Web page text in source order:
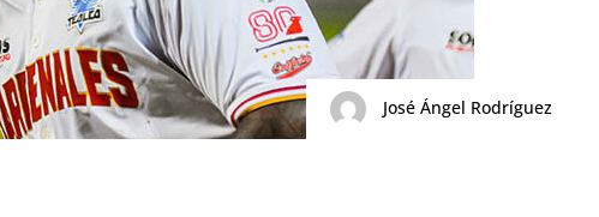
José Ángel Rodríguez